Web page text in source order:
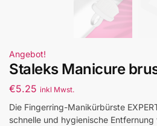
Angebot!
Staleks Manicure
€5.25 inkl Mwst.
Die Fingerring-Manikürbürste
schnelle und hygienische